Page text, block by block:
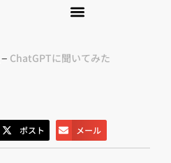
– ChatGPTに聞いてみた
ポスト メール